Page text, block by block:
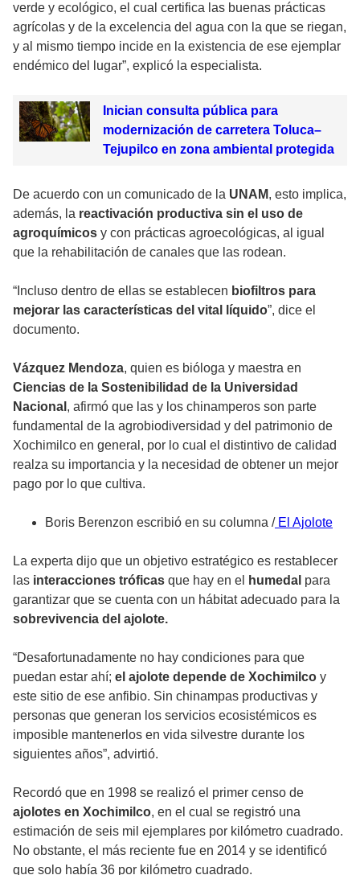
verde y ecológico, el cual certifica las buenas prácticas
agrícolas y de la excelencia del agua con la que se riegan,
y al mismo tiempo incide en la existencia de ese ejemplar
endémico del lugar”, explicó la especialista.
Inician consulta pública para
modernización de carretera Toluca–
Tejupilco en zona ambiental protegida
De acuerdo con un comunicado de la UNAM, esto implica,
además, la reactivación productiva sin el uso de
agroquímicos y con prácticas agroecológicas, al igual
que la rehabilitación de canales que las rodean.
“Incluso dentro de ellas se establecen biofiltros para
mejorar las características del vital líquido”, dice el
documento.
Vázquez Mendoza, quien es bióloga y maestra en
Ciencias de la Sostenibilidad de la Universidad
Nacional , afirmó que las y los chinamperos son parte
fundamental de la agrobiodiversidad y del patrimonio de
Xochimilco en general, por lo cual el distintivo de calidad
realza su importancia y la necesidad de obtener un mejor
pago por lo que cultiva.
Boris Berenzon escribió en su columna /El Ajolote
La experta dijo que un objetivo estratégico es restablecer
las interacciones tróficas que hay en el humedal para
garantizar que se cuenta con un hábitat adecuado para la
sobrevivencia del ajolote.
“Desafortunadamente no hay condiciones para que
puedan estar ahí; el ajolote depende de Xochimilco y
este sitio de ese anfibio. Sin chinampas productivas y
personas que generan los servicios ecosistémicos es
imposible mantenerlos en vida silvestre durante los
siguientes años”, advirtió.
Recordó que en 1998 se realizó el primer censo de
ajolotes en Xochimilco, en el cual se registró una
estimación de seis mil ejemplares por kilómetro cuadrado.
No obstante, el más reciente fue en 2014 y se identificó
que solo había 36 por kilómetro cuadrado.